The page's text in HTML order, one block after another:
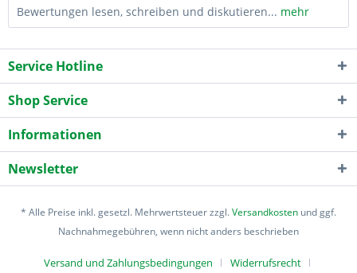
Bewertungen lesen, schreiben und diskutieren... mehr
Service Hotline
Shop Service
Informationen
Newsletter
* Alle Preise inkl. gesetzl. Mehrwertsteuer zzgl.Versandkosten und ggf.
Nachnahmegebühren, wenn nicht anders beschrieben
Versand und Zahlungsbedingungen Widerrufsrecht